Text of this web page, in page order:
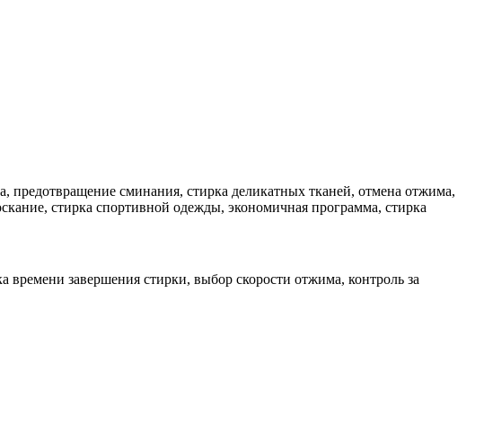
предотвращение сминания, стирка деликатных тканей, отмена отжима,
стирка спортивной одежды, экономичная программа, стирка
времени завершения стирки, выбор скорости отжима, контроль за